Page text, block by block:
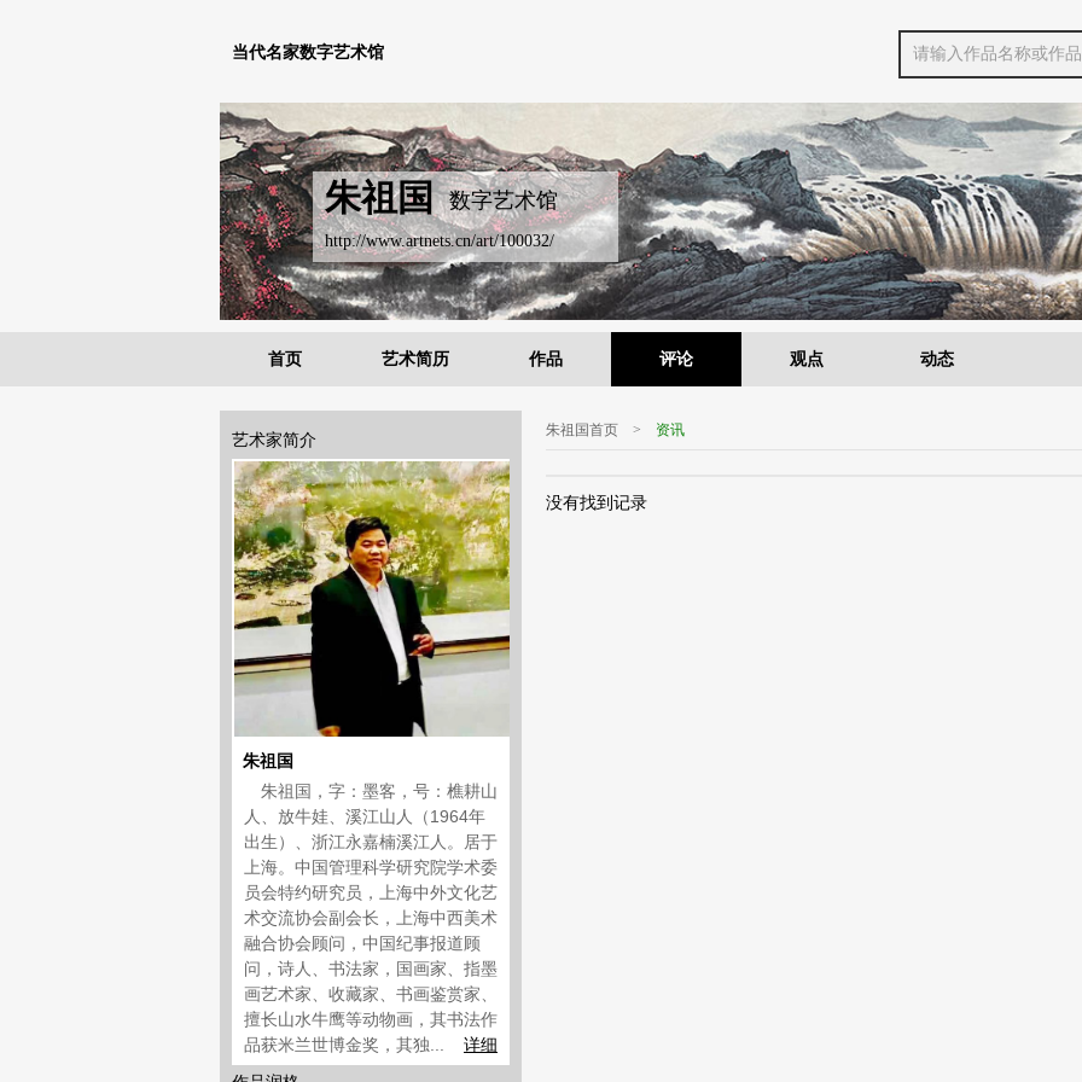
当代名家数字艺术馆
朱祖国 数字艺术馆
http://www.artnets.cn/art/100032/
首页 艺术简历 作品 评论 观点 动态
艺术家简介
朱祖国
朱祖国，字：墨客，号：樵耕山
人、放牛娃、溪江山人（1964年
出生）、浙江永嘉楠溪江人。居于
上海。中国管理科学研究院学术委
员会特约研究员，上海中外文化艺
术交流协会副会长，上海中西美术
融合协会顾问，中国纪事报道顾
问，诗人、书法家，国画家、指墨
画艺术家、收藏家、书画鉴赏家、
擅长山水牛鹰等动物画，其书法作
品获米兰世博金奖，其独...
详细
朱祖国首页 > 资讯
没有找到记录